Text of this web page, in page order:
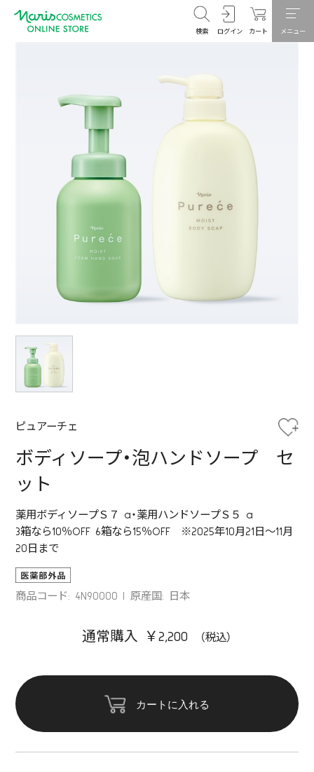
検索 ログイン カート メニュー
ピュアーチェ
ボディソープ・泡ハンドソープ セ
ット
薬用ボディソープＳ７ a・薬用ハンドソープＳ５ a
3箱なら10％OFF 6箱なら15％OFF ※2025年10月21日～11月
20日まで
商品コード: 4N90000 原産国: 日本
通常購入 ￥2,200
カートに入れる